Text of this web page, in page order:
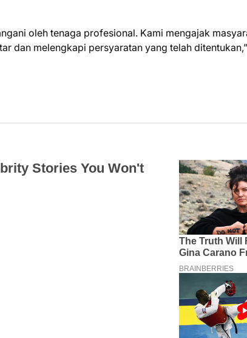
oleh tenaga profesional. Kami mengajak
dan melengkapi persyaratan yang telah
TERIMA KASIH TELAH MEMBACA